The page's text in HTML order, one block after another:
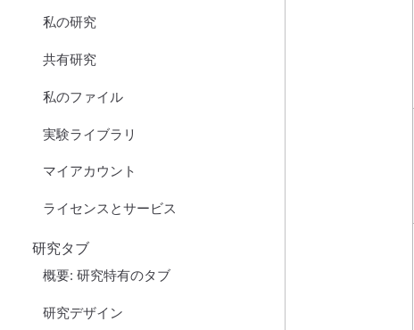
私の研究
共有研究
私のファイル
実験ライブラリ
マイアカウント
ライセンスとサービス
研究タブ
概要: 研究特有のタブ
研究デザイン